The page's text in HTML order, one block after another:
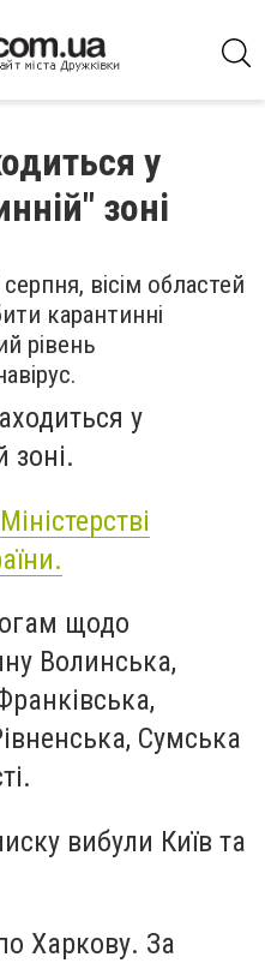
у
зоні
вісім областей
карантинні
рівень
у
зоні.
Міністерстві
щодо
Волинська,
Сумська
вибули Київ та
Харкову. За